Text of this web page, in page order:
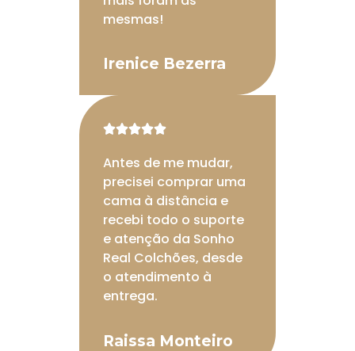
mesmas!
Irenice Bezerra

Antes de me mudar,
precisei comprar uma
cama à distância e
recebi todo o suporte
e atenção da Sonho
Real Colchões, desde
o atendimento à
entrega.
Raissa Monteiro